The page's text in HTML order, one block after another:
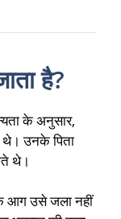
है?
के अनुसार,
उनके पिता
थे।
आग उसे जला नहीं